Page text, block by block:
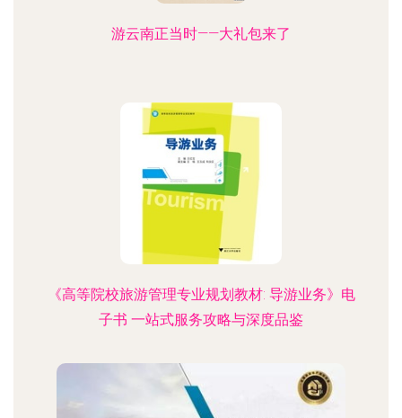
游云南正当时——大礼包来了
《高等院校旅游管理专业规划教材: 导游业务》电
子书 一站式服务攻略与深度品鉴